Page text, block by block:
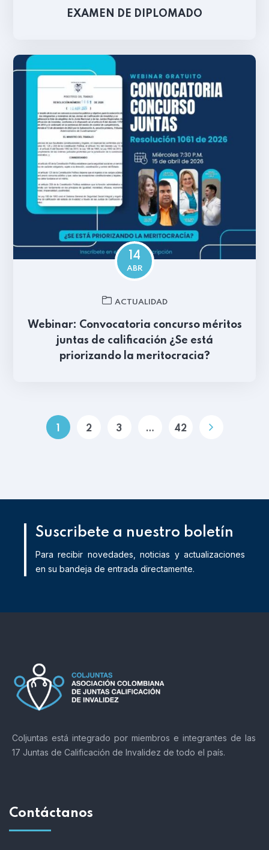
EXAMEN DE DIPLOMADO
14
ABR
ACTUALIDAD
Webinar: Convocatoria concurso méritos
juntas de calificación ¿Se está
priorizando la meritocracia?
1 2 3 … 42
Suscribete a nuestro boletín
Para recibir novedades, noticias y actualizaciones
en su bandeja de entrada directamente.
Coljuntas está integrado por miembros e integrantes de las
17 Juntas de Calificación de Invalidez de todo el país.
Contáctanos